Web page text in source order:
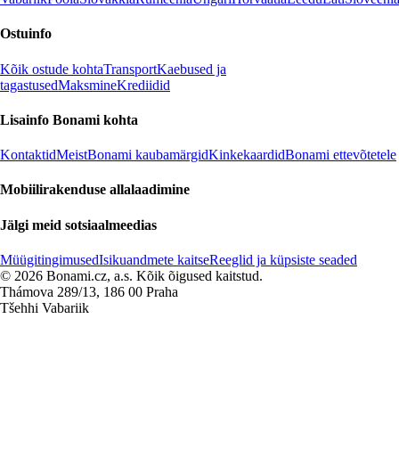
Ostuinfo
Kõik ostude kohtaTransportKaebused ja
tagastusedMaksmineKrediidid
Lisainfo Bonami kohta
KontaktidMeistBonami kaubamärgidKinkekaardidBonami ettevõtetele
Mobiilirakenduse allalaadimine
Jälgi meid sotsiaalmeedias
MüügitingimusedIsikuandmete kaitseReeglid ja küpsiste seaded
© 2026 Bonami.cz, a.s. Kõik õigused kaitstud.
Thámova 289/13, 186 00 Praha
Tšehhi Vabariik